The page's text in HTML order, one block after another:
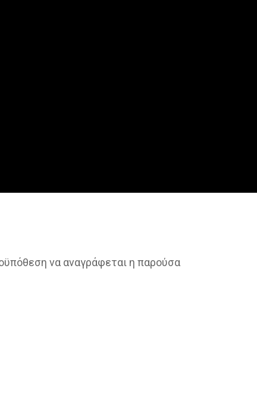
να αναγράφεται η παρούσα